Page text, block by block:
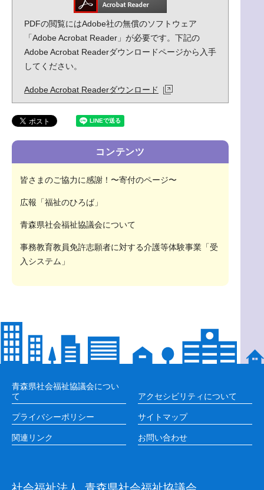
PDFの閲覧にはAdobe社の無償のソフトウェア
「Adobe Acrobat Reader」が必要です。下記の
Adobe Acrobat Readerダウンロードページから入手
してください。
Adobe Acrobat Readerダウンロード
コンテンツ
皆さまのご協力に感謝！〜寄付のページ〜
広報「福祉のひろば」
青森県社会福祉協議会について
事務教育教員免許志願者に対する介護等体験事業「受
入システム」
青森県社会福祉協議会につい
て
アクセシビリティについて
プライバシーポリシー サイトマップ
関連リンク お問い合わせ
社会福祉法人 青森県社会福祉協議会